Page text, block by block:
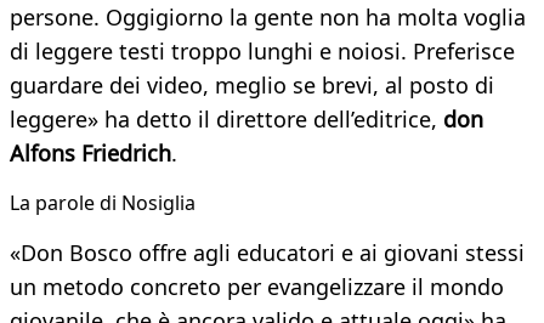
persone. Oggigiorno la gente non ha molta voglia
di leggere testi troppo lunghi e noiosi. Preferisce
guardare dei video, meglio se brevi, al posto di
leggere» ha detto il direttore dell’editrice, don
Alfons Friedrich.
La parole di Nosiglia
«Don Bosco offre agli educatori e ai giovani stessi
un metodo concreto per evangelizzare il mondo